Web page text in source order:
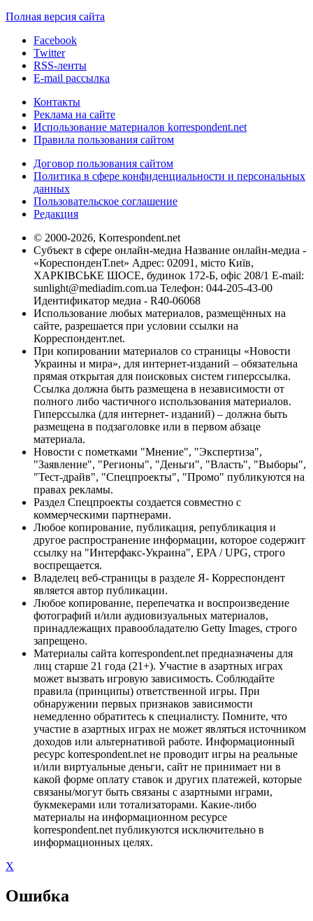
Полная версия сайта
Facebook
Twitter
RSS-ленты
E-mail рассылка
Контакты
Реклама на сайте
Использование материалов korrespondent.net
Правила пользования сайтом
Договор пользования сайтом
Политика в сфере конфиденциальности и персональных
данных
Пользовательское соглашение
Редакция
© 2000-2026, Korrespondent.net
Субъект в сфере онлайн-медиа Название онлайн-медиа -
«КореспонденТ.net» Адрес: 02091, місто Київ,
ХАРКІВСЬКЕ ШОСЕ, будинок 172-Б, офіс 208/1 E-mail:
sunlight@mediadim.com.ua Телефон: 044-205-43-00
Идентификатор медиа - R40-06068
Использование любых материалов, размещённых на
сайте, разрешается при условии ссылки на
Корреспондент.net.
При копировании материалов со страницы «Новости
Украины и мира», для интернет-изданий – обязательна
прямая открытая для поисковых систем гиперссылка.
Ссылка должна быть размещена в независимости от
полного либо частичного использования материалов.
Гиперссылка (для интернет- изданий) – должна быть
размещена в подзаголовке или в первом абзаце
материала.
Новости с пометками "Мнение", "Экспертиза",
"Заявление", "Регионы", "Деньги", "Власть", "Выборы",
"Тест-драйв", "Спецпроекты", "Промо" публикуются на
правах рекламы.
Раздел Спецпроекты создается совместно с
коммерческими партнерами.
Любое копирование, публикация, републикация и
другое распространение информации, которое содержит
ссылку на "Интерфакс-Украина", EPA / UPG, строго
воспрещается.
Владелец веб-страницы в разделе Я- Корреспондент
является автор публикации.
Любое копирование, перепечатка и воспроизведение
фотографий и/или аудиовизуальных материалов,
принадлежащих правообладателю Getty Images, строго
запрещено.
Материалы сайта korrespondent.net предназначены для
лиц старше 21 года (21+). Участие в азартных играх
может вызвать игровую зависимость. Соблюдайте
правила (принципы) ответственной игры. При
обнаружении первых признаков зависимости
немедленно обратитесь к специалисту. Помните, что
участие в азартных играх не может являться источником
доходов или альтернативой работе. Информационный
ресурс korrespondent.net не проводит игры на реальные
и/или виртуальные деньги, сайт не принимает ни в
какой форме оплату ставок и других платежей, которые
связаны/могут быть связаны с азартными играми,
букмекерами или тотализаторами. Какие-либо
материалы на информационном ресурсе
korrespondent.net публикуются исключительно в
информационных целях.
X
Ошибка